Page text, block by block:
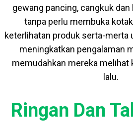
gewang pancing, cangkuk
tanpa perlu membuka
keterlihatan produk serta-merta
meningkatkan pengalaman
memudahkan mereka melihat
lalu.
Ringan Dan